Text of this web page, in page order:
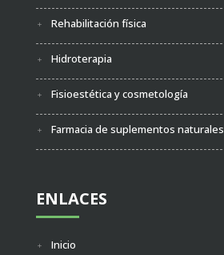
Rehabilitación física
Hidroterapia
Fisioestética y cosmetología
Farmacia de suplementos naturales
ENLACES
Inicio